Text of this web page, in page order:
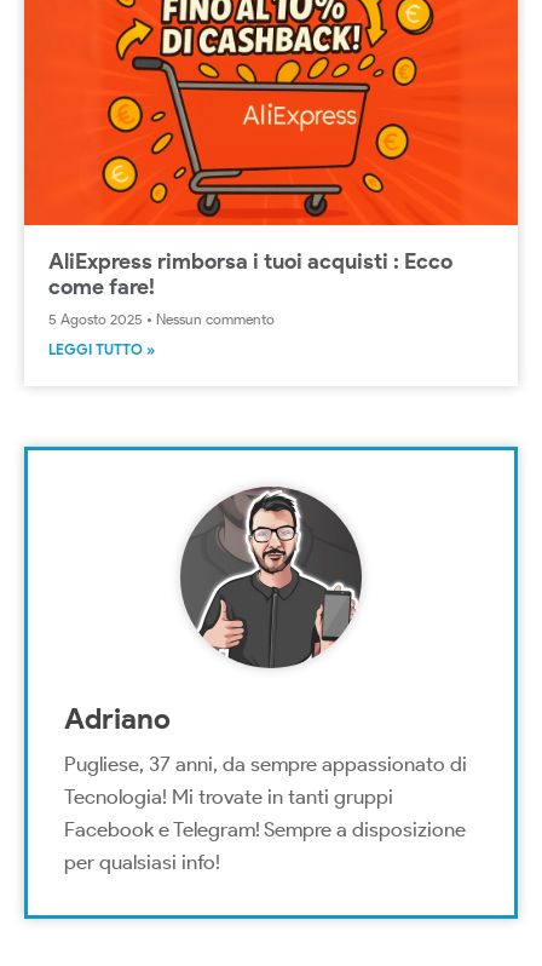
AliExpress rimborsa i tuoi acquisti : Ecco
come fare!
5 Agosto 2025
Nessun commento
LEGGI TUTTO »
Adriano
Pugliese, 37 anni, da sempre appassionato di
Tecnologia! Mi trovate in tanti gruppi
Facebook e Telegram! Sempre a disposizione
per qualsiasi info!